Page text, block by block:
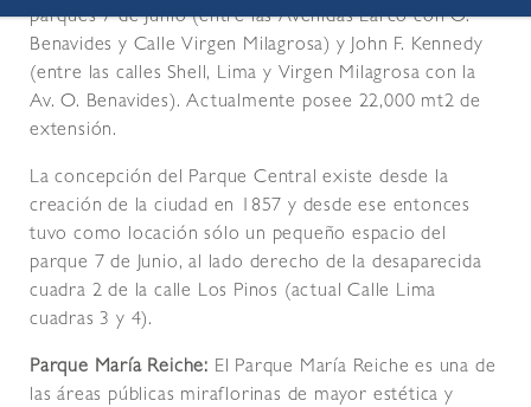
parques 7 de Junio (entre las Avenidas Larco con O.
Benavides y Calle Virgen Milagrosa) y John F. Kennedy
(entre las calles Shell, Lima y Virgen Milagrosa con la
Av. O. Benavides). Actualmente posee 22,000 mt2 de
extensión.
La concepción del Parque Central existe desde la
creación de la ciudad en 1857 y desde ese entonces
tuvo como locación sólo un pequeño espacio del
parque 7 de Junio, al lado derecho de la desaparecida
cuadra 2 de la calle Los Pinos (actual Calle Lima
cuadras 3 y 4).
Parque María Reiche: El Parque María Reiche es una de
las áreas públicas miraflorinas de mayor estética y